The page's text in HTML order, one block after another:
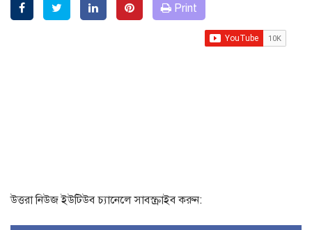
Print
উত্তরা নিউজ ইউটিউব চ্যানেলে সাবস্ক্রাইব করুন: